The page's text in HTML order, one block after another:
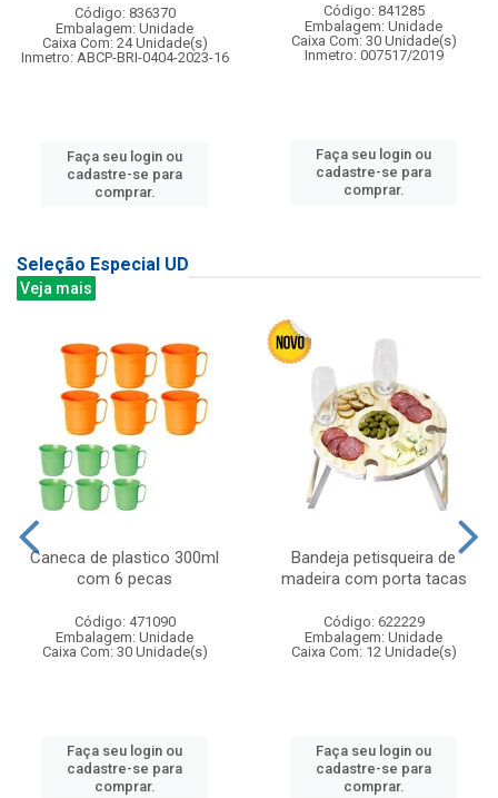
Código: 836370
Embalagem: Unidade
Caixa Com: 24 Unidade(s)
Inmetro: ABCP-BRI-0404-2023-16
Faça seu login ou
cadastre-se para
comprar.
Código: 841285
Embalagem: Unidade
Caixa Com: 30 Unidade(s)
Inmetro: 007517/2019
Faça seu login ou
cadastre-se para
comprar.
Seleção Especial UD
Veja mais
Caneca de plastico 300ml
com 6 pecas
Código: 471090
Embalagem: Unidade
Caixa Com: 30 Unidade(s)
Faça seu login ou
cadastre-se para
comprar.
Bandeja petisqueira de
madeira com porta tacas
Código: 622229
Embalagem: Unidade
Caixa Com: 12 Unidade(s)
Faça seu login ou
cadastre-se para
comprar.